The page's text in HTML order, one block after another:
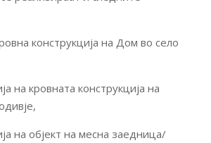
конструкција на Дом во село
на кровната конструкција на
на објект на месна заедница/